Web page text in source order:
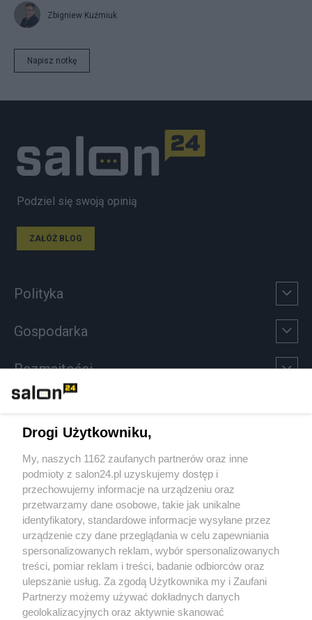
Zbigniew Kuźmiuk
Napisz notkę
Podziel się swoją opinią
ZAŁÓŻ BLOG
Polityka
Gospodarka
Rozmaitości
Sport
Społeczeństwo
Kultura
X Facebook Instagram Youtube
Drogi Użytkowniku,
My, naszych 1162 zaufanych partnerów oraz inne
podmioty z salon24.pl uzyskujemy dostęp i
przechowujemy informacje na urządzeniu oraz
przetwarzamy dane osobowe, takie jak unikalne
identyfikatory, standardowe informacje wysyłane przez
urządzenie czy dane przeglądania w celu zapewniania
spersonalizowanych reklam, wybór spersonalizowanych
treści, pomiar reklam i treści, badanie odbiorców oraz
ulepszanie usług. Za zgodą Użytkownika my i Zaufani
Partnerzy możemy używać dokładnych danych
geolokalizacyjnych oraz aktywnie skanować